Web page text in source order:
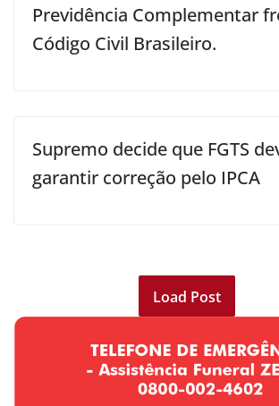
Previdência Complementar
Código Civil Brasileiro.
Supremo decide que FGTS
garantir correção pelo IPCA
Load Post